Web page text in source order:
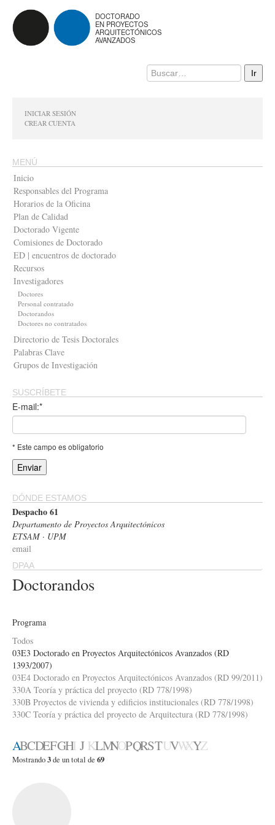
DOCTORADO
EN PROYECTOS
ARQUITECTÓNICOS
AVANZADOS
INICIAR SESIÓN
CREAR CUENTA
MENÚ
Inicio
Responsables del Programa
Horarios de la Oficina
Plan de Calidad
Doctorado Vigente
Comisiones de Doctorado
ED | encuentros de doctorado
Recursos
Investigadores
Doctores
Personal contratado
Doctorandos
Doctores no contratados
Directorio de Tesis Doctorales
Palabras Clave
Grupos de Investigación
SUSCRÍBETE
E-mail:*
* Este campo es obligatorio
DÓNDE ESTAMOS
Despacho 61
Departamento de Proyectos Arquitectónicos
ETSAM · UPM
email
DPAA
Doctorandos
Programa
Todos
03E3 Doctorado en Proyectos Arquitectónicos Avanzados (RD
1393/2007)
03E4 Doctorado en Proyectos Arquitectónicos Avanzados (RD 99/2011)
330A Teoría y práctica del proyecto (RD 778/1998)
330B Proyectos de vivienda y edificios institucionales (RD 778/1998)
330C Teoría y práctica del proyecto de Arquitectura (RD 778/1998)
ABCDEFGHI J KLMNOPQRSTUVWXYZ
Mostrando3de un total de 69